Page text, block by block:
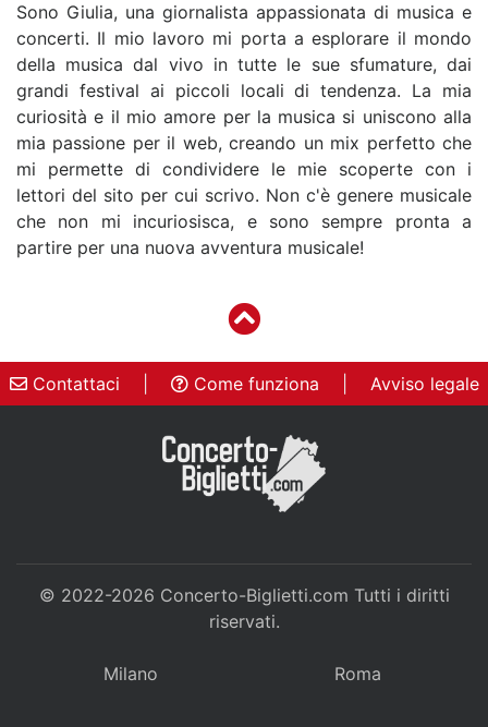
Sono Giulia, una giornalista appassionata di musica e
concerti. Il mio lavoro mi porta a esplorare il mondo
della musica dal vivo in tutte le sue sfumature, dai
grandi festival ai piccoli locali di tendenza. La mia
curiosità e il mio amore per la musica si uniscono alla
mia passione per il web, creando un mix perfetto che
mi permette di condividere le mie scoperte con i
lettori del sito per cui scrivo. Non c'è genere musicale
che non mi incuriosisca, e sono sempre pronta a
partire per una nuova avventura musicale!
Contattaci Come funziona Avviso legale
© 2022-2026 Concerto-Biglietti.com Tutti i diritti
riservati.
Milano Roma